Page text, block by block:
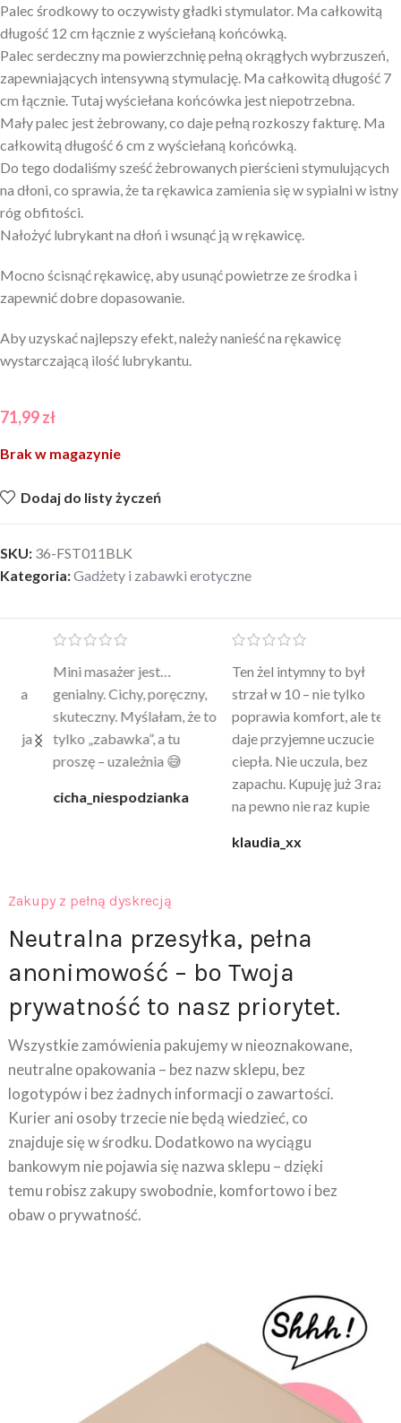
Palec środkowy to oczywisty gładki stymulator. Ma całkowitą
długość 12 cm łącznie z wyściełaną końcówką.
Palec serdeczny ma powierzchnię pełną okrągłych wybrzuszeń,
zapewniających intensywną stymulację. Ma całkowitą długość 7
cm łącznie. Tutaj wyściełana końcówka jest niepotrzebna.
Mały palec jest żebrowany, co daje pełną rozkoszy fakturę. Ma
całkowitą długość 6 cm z wyściełaną końcówką.
Do tego dodaliśmy sześć żebrowanych pierścieni stymulujących
na dłoni, co sprawia, że ta rękawica zamienia się w sypialni w istny
róg obfitości.
Nałożyć lubrykant na dłoń i wsunąć ją w rękawicę.
Mocno ścisnąć rękawicę, aby usunąć powietrze ze środka i
zapewnić dobre dopasowanie.
Aby uzyskać najlepszy efekt, należy nanieść na rękawicę
wystarczającą ilość lubrykantu.
71,99zł
Brak w magazynie
Dodaj do listy życzeń
SKU: 36-FST011BLK
Kategoria:Gadżety i zabawki erotyczne
Mini masażer jest…
genialny. Cichy, poręczny,
skuteczny. Myślałam, że to
tylko „zabawka”, a tu
proszę – uzależnia 😅
cicha_niespodzianka
Ten żel intymny to był
strzał w 10 – nie tylko
poprawia komfort, ale też
daje przyjemne uczucie
ciepła. Nie uczula, bez
zapachu. Kupuję już 3 raz i
na pewno nie raz kupie
klaudia_xx
Zakupy z pełną dyskrecją
Neutralna przesyłka, pełna
anonimowość – bo Twoja
prywatność to nasz priorytet.
Wszystkie zamówienia pakujemy w nieoznakowane,
neutralne opakowania – bez nazw sklepu, bez
logotypów i bez żadnych informacji o zawartości.
Kurier ani osoby trzecie nie będą wiedzieć, co
znajduje się w środku. Dodatkowo na wyciągu
bankowym nie pojawia się nazwa sklepu – dzięki
temu robisz zakupy swobodnie, komfortowo i bez
obaw o prywatność.